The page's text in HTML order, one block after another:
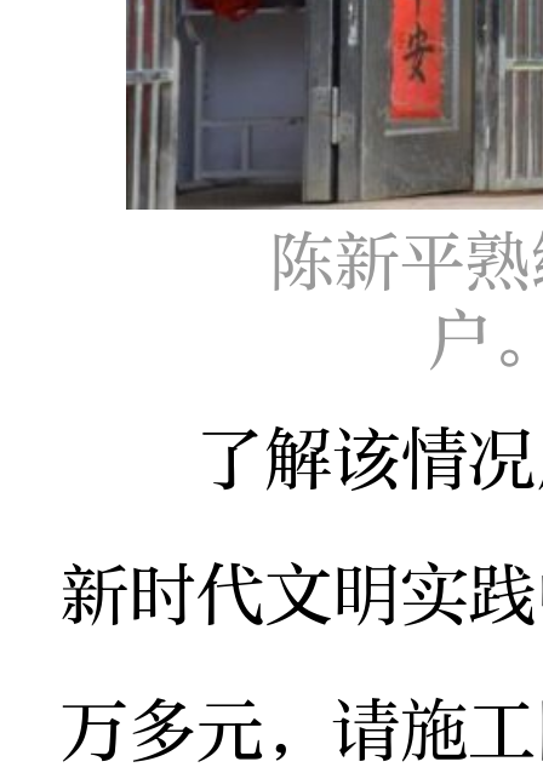
陈新平
户
了解该情况
新时代文明实
万多元，请施